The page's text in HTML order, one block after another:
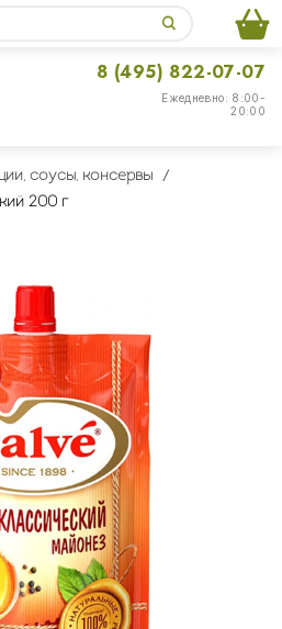
Ежедневно: 8:00-
20:00
8 (495) 822-07-07
соусы, консервы
200 г